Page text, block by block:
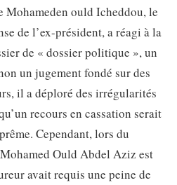
ould Icheddou, le
de l’ex-président, a réagi à la
de « dossier politique », un
un jugement fondé sur des
il a déploré des irrégularités
recours en cassation serait
Cependant, lors du
Ould Abdel Aziz est
avait requis une peine de